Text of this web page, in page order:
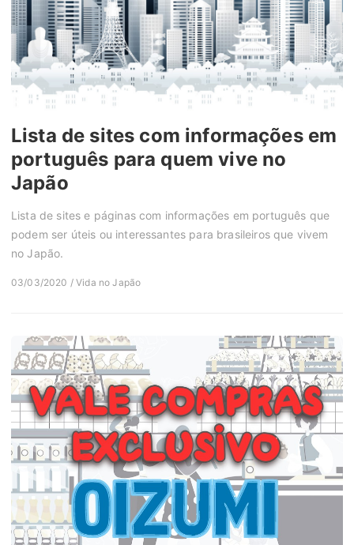
Lista de sites com informações em
português para quem vive no
Japão
Lista de sites e páginas com informações em português que
podem ser úteis ou interessantes para brasileiros que vivem
no Japão.
03/03/2020 / Vida no Japão